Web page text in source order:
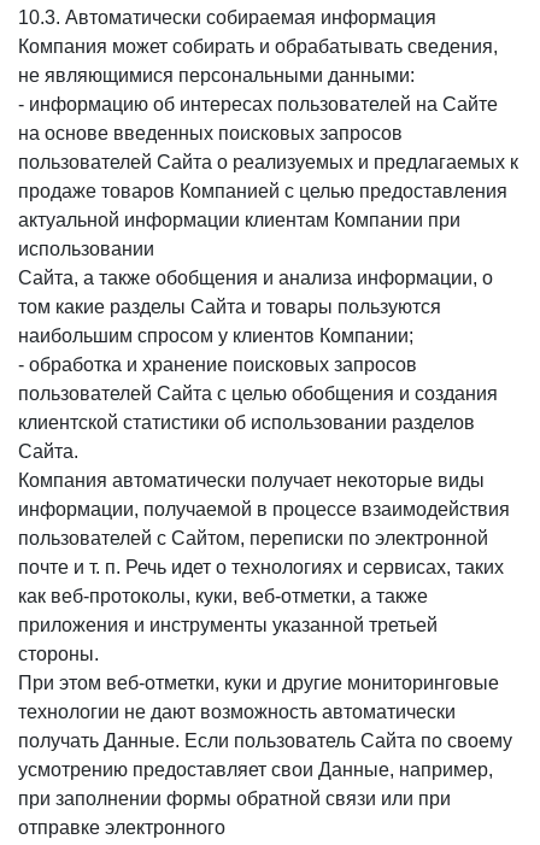
10.3. Автоматически собираемая информация
Компания может собирать и обрабатывать сведения,
не являющимися персональными данными:
- информацию об интересах пользователей на Сайте
на основе введенных поисковых запросов
пользователей Сайта о реализуемых и предлагаемых к
продаже товаров Компанией с целью предоставления
актуальной информации клиентам Компании при
использовании
Сайта, а также обобщения и анализа информации, о
том какие разделы Сайта и товары пользуются
наибольшим спросом у клиентов Компании;
- обработка и хранение поисковых запросов
пользователей Сайта с целью обобщения и создания
клиентской статистики об использовании разделов
Сайта.
Компания автоматически получает некоторые виды
информации, получаемой в процессе взаимодействия
пользователей с Cайтом, переписки по электронной
почте и т. п. Речь идет о технологиях и сервисах, таких
как веб-протоколы, куки, веб-отметки, а также
приложения и инструменты указанной третьей
стороны.
При этом веб-отметки, куки и другие мониторинговые
технологии не дают возможность автоматически
получать Данные. Если пользователь Сайта по своему
усмотрению предоставляет свои Данные, например,
при заполнении формы обратной связи или при
отправке электронного